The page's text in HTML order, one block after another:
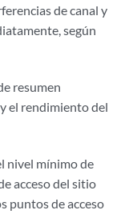
de canal y
según
resumen
el rendimiento del
nivel mínimo de
acceso del sitio
puntos de acceso